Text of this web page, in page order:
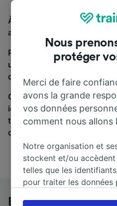
À la recherche d'un bus de
au bon endroit.
Pour trouver des billets de
une recherche ci-dessus.
de trajets et les prix des
Qu’importe votre
ici. Nous collaborons avec
train et de bus. Consultez et
cette page.
Berlin à Wismar en
Nous
protéger
Merci de faire
avons la grande
vos données
comment nous allons
Notre organisation et
stockent et/ou
telles que les
pour traiter les données